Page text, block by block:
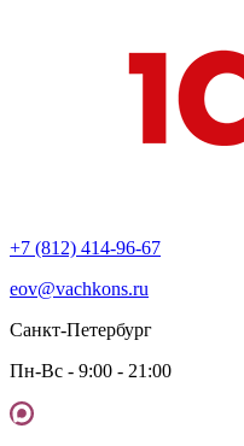
+7 (812) 414-96-67
eov@vachkons.ru
Санкт-Петербург
Пн-Вс - 9:00 - 21:00